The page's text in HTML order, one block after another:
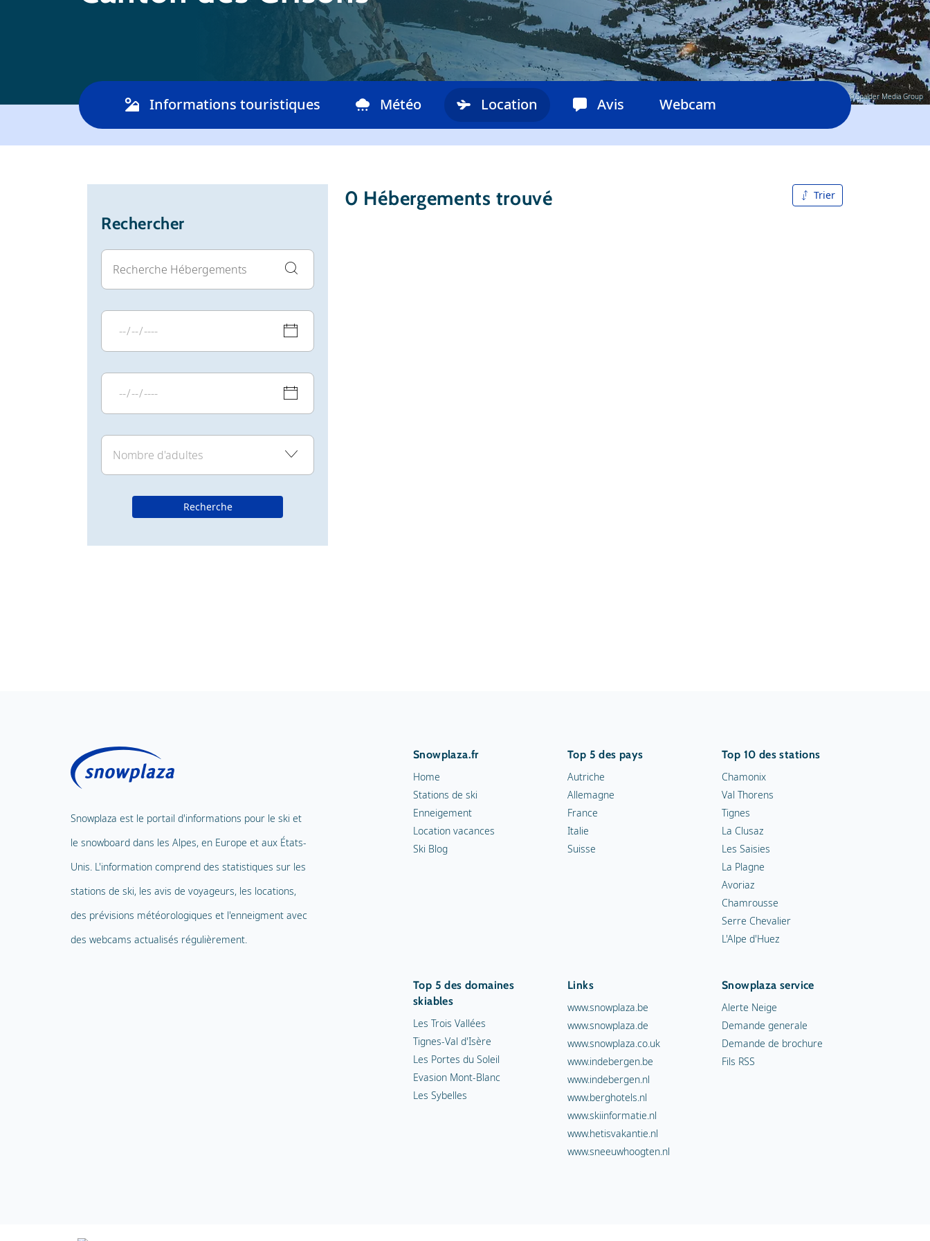
© Spalder Media Group
Informations touristiques Météo Location Avis Webcam
Rechercher
Recherche
0 Hébergements trouvé Trier
Snowplaza est le portail d'informations pour le ski et
le snowboard dans les Alpes, en Europe et aux États-
Unis. L'information comprend des statistiques sur les
stations de ski, les avis de voyageurs, les locations,
des prévisions météorologiques et l'enneigment avec
des webcams actualisés régulièrement.
Snowplaza.fr
Home
Stations de ski
Enneigement
Location vacances
Ski Blog
Top 5 des pays
Autriche
Allemagne
France
Italie
Suisse
Top 10 des stations
Chamonix
Val Thorens
Tignes
La Clusaz
Les Saisies
La Plagne
Avoriaz
Chamrousse
Serre Chevalier
L'Alpe d'Huez
Top 5 des domaines
skiables
Les Trois Vallées
Tignes-Val d'Isère
Les Portes du Soleil
Evasion Mont-Blanc
Les Sybelles
Links
www.snowplaza.be
www.snowplaza.de
www.snowplaza.co.uk
www.indebergen.be
www.indebergen.nl
www.berghotels.nl
www.skiinformatie.nl
www.hetisvakantie.nl
www.sneeuwhoogten.nl
Snowplaza service
Alerte Neige
Demande generale
Demande de brochure
Fils RSS